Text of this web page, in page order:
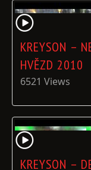
KREYSON –
HVĚZD 2010
6521 Views
KREYSON –